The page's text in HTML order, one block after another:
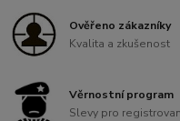
Ověřeno zákazníky
Kvalita a zkušenost
Věrnostní program
Slevy pro